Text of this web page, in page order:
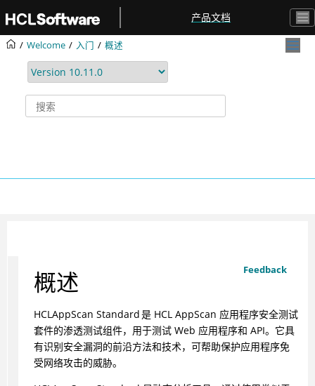
产品文档
Welcome 入门 概述
Feedback
概述
HCLAppScan Standard是 HCL AppScan 应用程序安全测试
套件的渗透测试组件，用于测试 Web 应用程序和 API。它具
有识别安全漏洞的前沿方法和技术，可帮助保护应用程序免
受网络攻击的威胁。